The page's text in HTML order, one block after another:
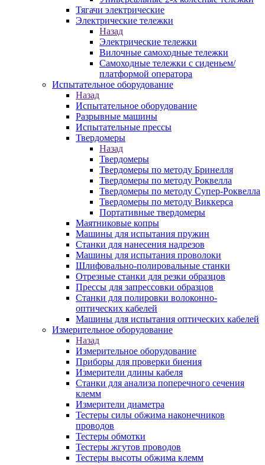
Тягачи электрические
Электрические тележки
Назад
Электрические тележки
Вилочные самоходные тележки
Самоходные тележки с сиденьем/
платформой оператора
Испытательное оборудование
Назад
Испытательное оборудование
Разрывные машины
Испытательные прессы
Твердомеры
Назад
Твердомеры
Твердомеры по методу Бринелля
Твердомеры по методу Роквелла
Твердомеры по методу Супер-Роквелла
Твердомеры по методу Виккерса
Портативные твердомеры
Маятниковые копры
Машины для испытания пружин
Станки для нанесения надрезов
Машины для испытания проволоки
Шлифовально-полировальные станки
Отрезные станки для резки образцов
Прессы для запрессовки образцов
Станки для полировки волоконно-
оптических кабелей
Машины для испытания оптических кабелей
Измерительное оборудование
Назад
Измерительное оборудование
Приборы для проверки биения
Измерители длины кабеля
Станки для анализа поперечного сечения
клемм
Измерители диаметра
Тестеры силы обжима наконечников
проводов
Тестеры обмотки
Тестеры жгутов проводов
Тестеры высоты обжима клемм